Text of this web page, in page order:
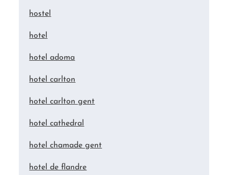
hostel
hotel
hotel adoma
hotel carlton
hotel carlton gent
hotel cathedral
hotel chamade gent
hotel de flandre